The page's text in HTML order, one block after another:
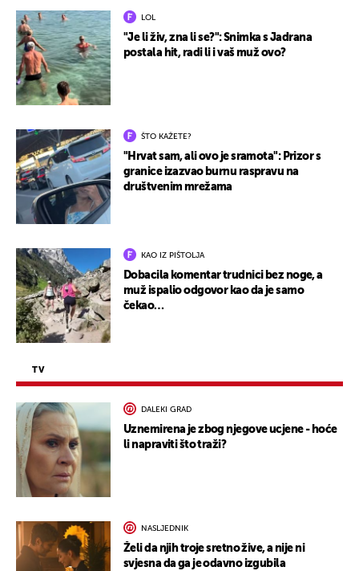
LOL
"Je li živ, zna li se?": Snimka s Jadrana
postala hit, radi li i vaš muž ovo?
ŠTO KAŽETE?
"Hrvat sam, ali ovo je sramota": Prizor s
granice izazvao burnu raspravu na
društvenim mrežama
KAO IZ PIŠTOLJA
Dobacila komentar trudnici bez noge, a
muž ispalio odgovor kao da je samo
čekao…
TV
DALEKI GRAD
Uznemirena je zbog njegove ucjene - hoće
li napraviti što traži?
NASLJEDNIK
Želi da njih troje sretno žive, a nije ni
svjesna da ga je odavno izgubila